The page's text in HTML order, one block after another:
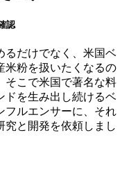
認
るだけでなく、米国ベ
米粉を扱いたくなるの
そこで米国で著名な料
ドを生み出し続けるベ
フルエンサーに、それ
究と開発を依頼しまし